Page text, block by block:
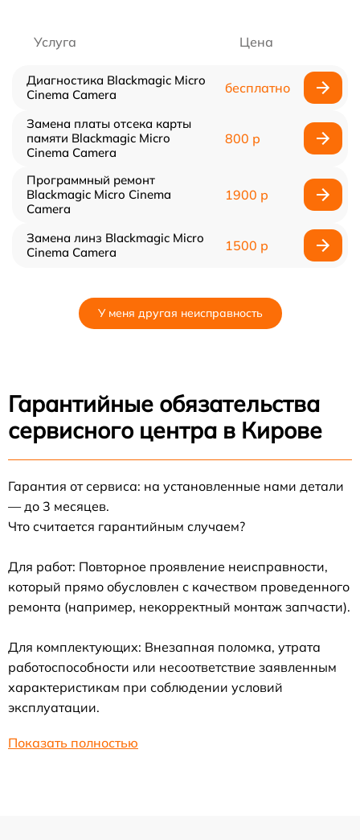
Услуга Цена
Диагностика Blackmagic Micro
Cinema Camera
бесплатно
Замена платы отсека карты
памяти Blackmagic Micro
Cinema Camera
800 р
Программный ремонт
Blackmagic Micro Cinema
Camera
1900 р
Замена линз Blackmagic Micro
Cinema Camera
1500 р
У меня другая неисправность
Гарантийные обязательства
сервисного центра в Кирове
Гарантия от сервиса: на установленные нами детали
— до 3 месяцев.
Что считается гарантийным случаем?
Для работ: Повторное проявление неисправности,
который прямо обусловлен с качеством проведенного
ремонта (например, некорректный монтаж запчасти).
Для комплектующих: Внезапная поломка, утрата
работоспособности или несоответствие заявленным
характеристикам при соблюдении условий
эксплуатации.
Показать полностью